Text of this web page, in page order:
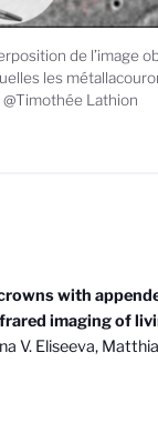
de l’image
les
Lathion
with
imaging of
V. Eliseeva,